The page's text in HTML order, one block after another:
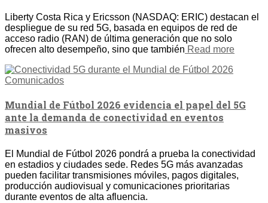
Liberty Costa Rica y Ericsson (NASDAQ: ERIC) destacan el
despliegue de su red 5G, basada en equipos de red de
acceso radio (RAN) de última generación que no solo
ofrecen alto desempeño, sino que también Read more
Comunicados
Mundial de Fútbol 2026 evidencia el papel del 5G
ante la demanda de conectividad en eventos
masivos
El Mundial de Fútbol 2026 pondrá a prueba la conectividad
en estadios y ciudades sede. Redes 5G más avanzadas
pueden facilitar transmisiones móviles, pagos digitales,
producción audiovisual y comunicaciones prioritarias
durante eventos de alta afluencia.